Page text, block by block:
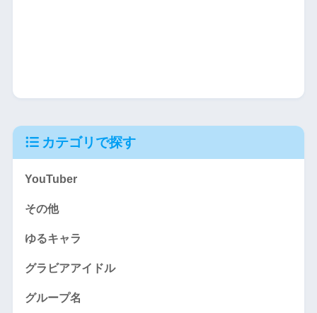
カテゴリで探す
YouTuber
その他
ゆるキャラ
グラビアアイドル
グループ名